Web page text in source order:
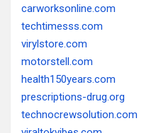
carworksonline.com
techtimesss.com
virylstore.com
motorstell.com
health150years.com
prescriptions-drug.org
technocrewsolution.com